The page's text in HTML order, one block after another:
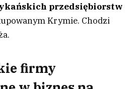
przedsiębiorstw
Krymie. Chodzi
firmy